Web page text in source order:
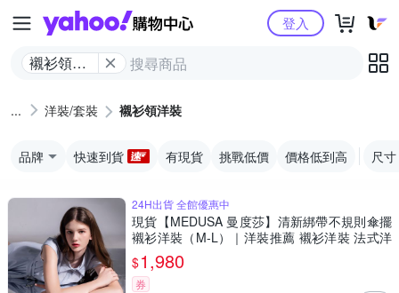
Yahoo購物中心
襯衫領洋
登入
洋裝/套裝 襯衫領洋裝
品牌 快速到貨 有現貨 挑戰低價 價格低到高 尺寸
24H出貨 全館優惠中
現貨【MEDUSA 曼度莎】清新綁帶不規則傘擺
襯衫洋裝（M-L）｜洋裝推薦 襯衫洋裝 法式洋
裝
$1,980
券